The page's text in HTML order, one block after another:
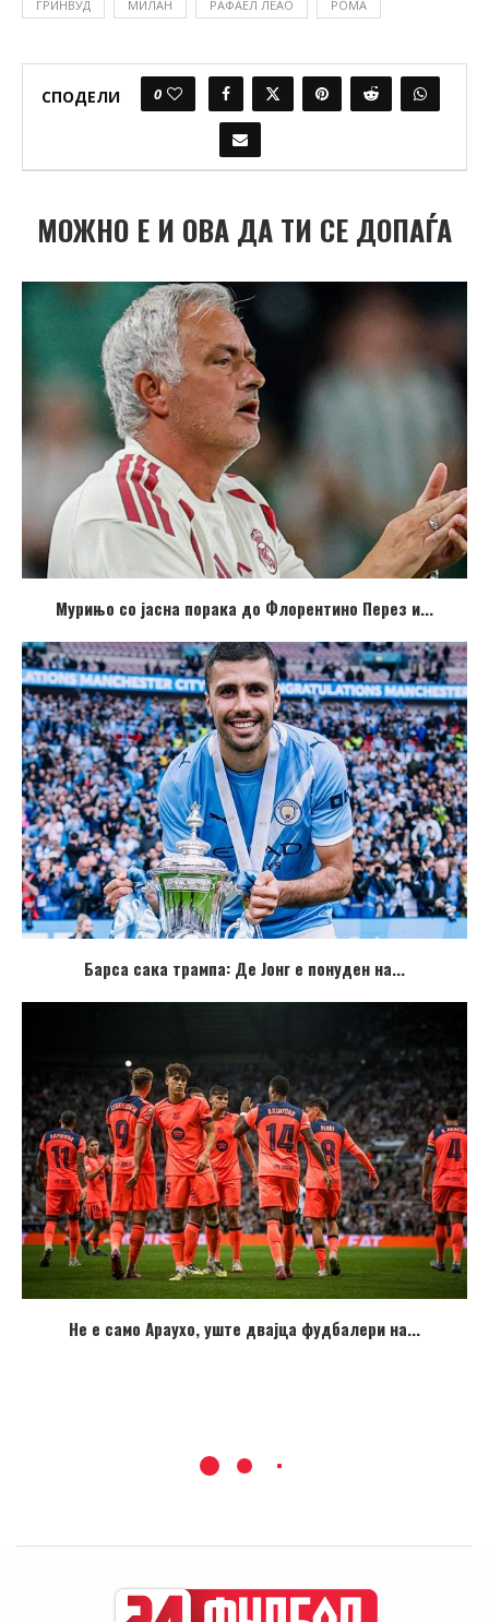
ГРИНВУД МИЛАН РАФАЕЛ ЛЕАО РОМА
СПОДЕЛИ 0
МОЖНО Е И ОВА ДА ТИ СЕ ДОПАЃА
Мурињо со јасна порака до Флорентино Перез и...
Барсa сака трампа: Де Јонг е понуден на...
Не е само Араухо, уште двајца фудбалери на...